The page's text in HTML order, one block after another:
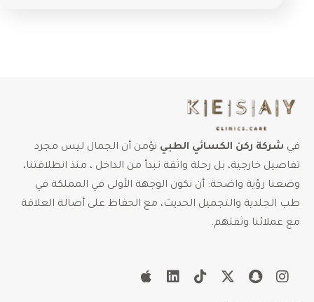
شركة ركن الكسائي الطبينؤمن أن الجمال ليس مجرد
خارجية، بل رحلة واثقة تبدأ من الداخل ، منذ انطلاقتنا،
رؤية واضحة: أن نكون الوجهة الأولى في المملكة في
الجلدية والتجميل الحديث، مع الحفاظ على أصالة العلاقة
عملائنا وثقتهم.